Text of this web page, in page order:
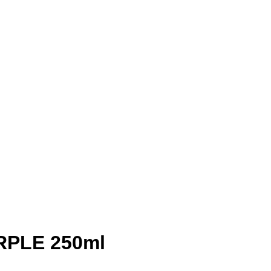
250ml